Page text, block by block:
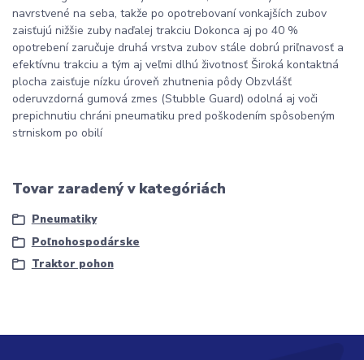
navrstvené na seba, takže po opotrebovaní vonkajších zubov
zaisťujú nižšie zuby naďalej trakciu Dokonca aj po 40 %
opotrebení zaručuje druhá vrstva zubov stále dobrú priľnavosť a
efektívnu trakciu a tým aj veľmi dlhú životnosť Široká kontaktná
plocha zaisťuje nízku úroveň zhutnenia pôdy Obzvlášť
oderuvzdorná gumová zmes (Stubble Guard) odolná aj voči
prepichnutiu chráni pneumatiku pred poškodením spôsobeným
strniskom po obilí
Tovar zaradený v kategóriách
Pneumatiky
Poľnohospodárske
Traktor pohon